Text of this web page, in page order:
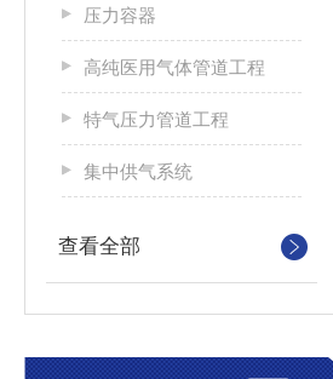
压力容器
高纯医用气体管道工程
特气压力管道工程
集中供气系统
查看全部